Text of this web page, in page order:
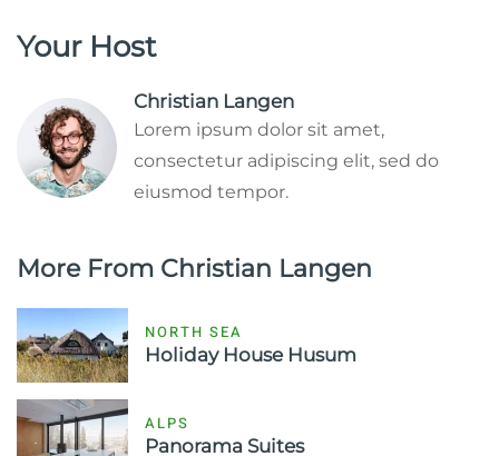
Your Host
Christian Langen
Lorem ipsum dolor sit amet,
consectetur adipiscing elit, sed do
eiusmod tempor.
More From Christian Langen
NORTH SEA
Holiday House Husum
ALPS
Panorama Suites